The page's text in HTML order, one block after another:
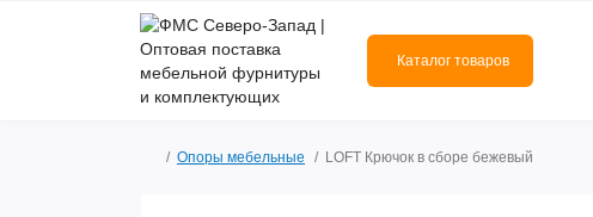
Каталог товаров
Опоры мебельные LOFT Крючок в сборе бежевый